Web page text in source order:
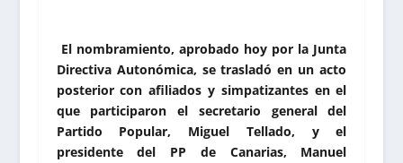
El nombramiento, aprobado hoy por la Junta
Directiva Autonómica, se trasladó en un acto
posterior con afiliados y simpatizantes en el
que participaron el secretario general del
Partido Popular, Miguel Tellado, y el
presidente del PP de Canarias, Manuel